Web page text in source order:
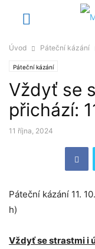
Úvod Páteční kázání
Páteční kázání
Vždyť se
přichází:
11 října, 2024
Páteční kázání 11.
Vždyť se strastmi i